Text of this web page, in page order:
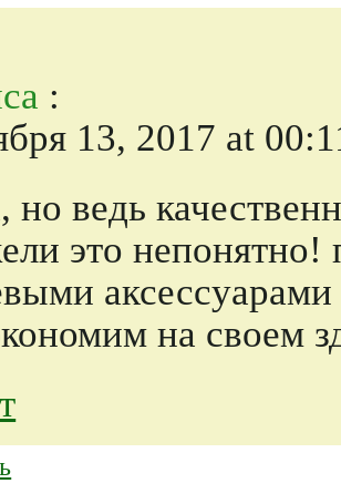
:
13, 2017 at
но ведь
это непонятно!
на своем